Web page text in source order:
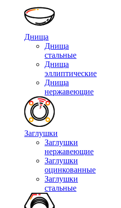
Днища
Днища
стальные
Днища
эллиптические
Днища
нержавеющие
Заглушки
Заглушки
нержавеющие
Заглушки
оцинкованные
Заглушки
стальные